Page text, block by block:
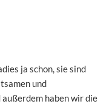
ja schon, sie sind
und
außerdem haben wir die